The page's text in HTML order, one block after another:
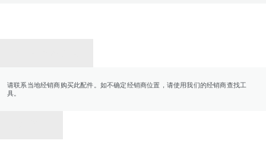
请联系当地经销商购买此配件。如不确定经销商位置，请使用我们的经销商查找工
具。